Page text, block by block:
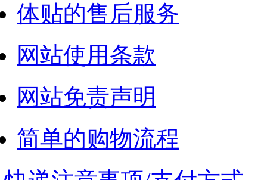
体贴的售后服务
网站使用条款
网站免责声明
简单的购物流程